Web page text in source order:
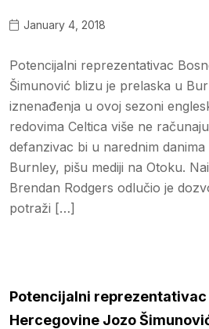
January 4, 2018
Potencijalni reprezentativac
Šimunović blizu je prelaska u
iznenađenja u ovoj sezoni
redovima Celtica više ne
defanzivac bi u narednim
Burnley, pišu mediji na Otoku.
Brendan Rodgers odlučio je
potraži […]
Potencijalni reprezentativac
Hercegovine Jozo